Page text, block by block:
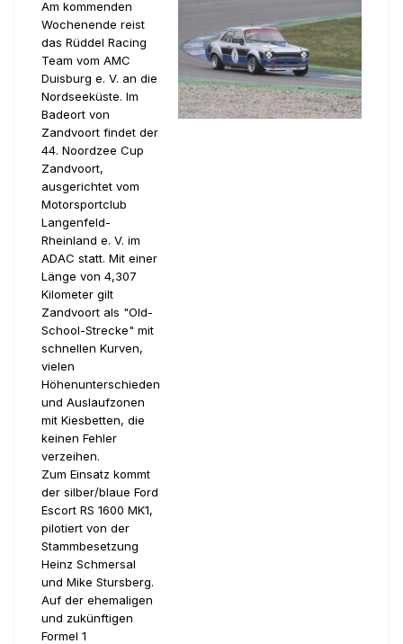
Am kommenden
Wochenende reist
das Rüddel Racing
Team vom AMC
Duisburg e. V. an die
Nordseeküste. Im
Badeort von
Zandvoort findet der
44. Noordzee Cup
Zandvoort,
ausgerichtet vom
Motorsportclub
Langenfeld-
Rheinland e. V. im
ADAC statt. Mit einer
Länge von 4,307
Kilometer gilt
Zandvoort als "Old-
School-Strecke" mit
schnellen Kurven,
vielen
Höhenunterschieden
und Auslaufzonen
mit Kiesbetten, die
keinen Fehler
verzeihen.
Zum Einsatz kommt
der silber/blaue Ford
Escort RS 1600 MK1,
pilotiert von der
Stammbesetzung
Heinz Schmersal
und Mike Stursberg.
Auf der ehemaligen
und zukünftigen
Formel 1